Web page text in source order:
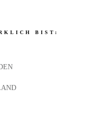
BIST: